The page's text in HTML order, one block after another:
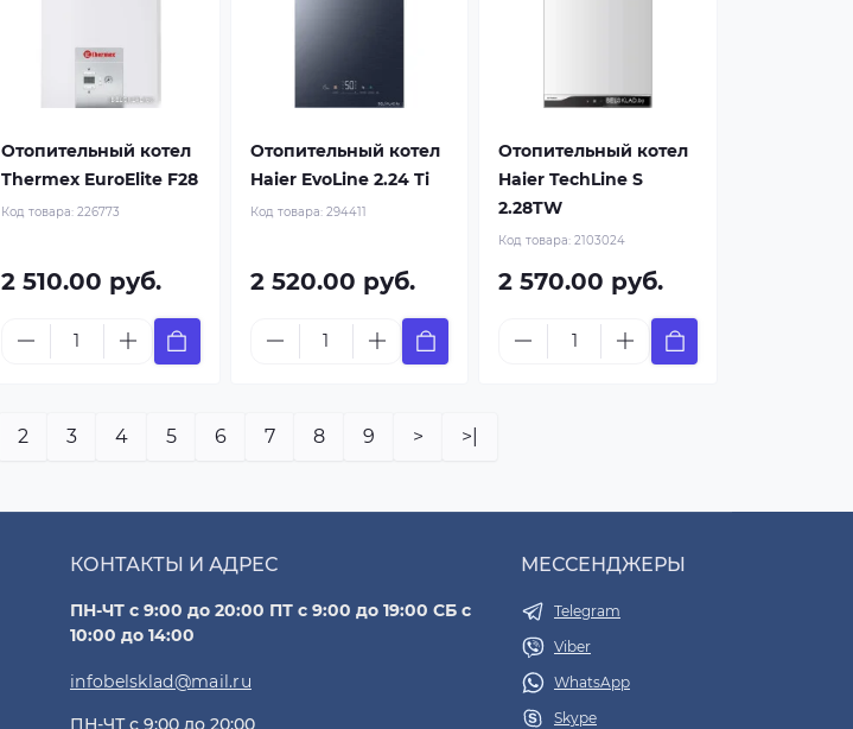
Отопительный котел
Thermex EuroElite F28
Код товара: 226773
2 510.00 руб.
Отопительный котел
Haier EvoLine 2.24 Ti
Код товара: 294411
2 520.00 руб.
Отопительный котел
Haier TechLine S
2.28TW
Код товара:2103024
2 570.00 руб.
2 3 4 5 6 7 8 9 > >|
КОНТАКТЫ И АДРЕС
ПН-ЧТ с 9:00 до 20:00 ПТ с 9:00 до 19:00 СБ с
10:00 до 14:00
infobelsklad@mail.ru
ПН-ЧТ с 9:00 до 20:00
МЕССЕНДЖЕРЫ
Telegram
Viber
WhatsApp
Skype